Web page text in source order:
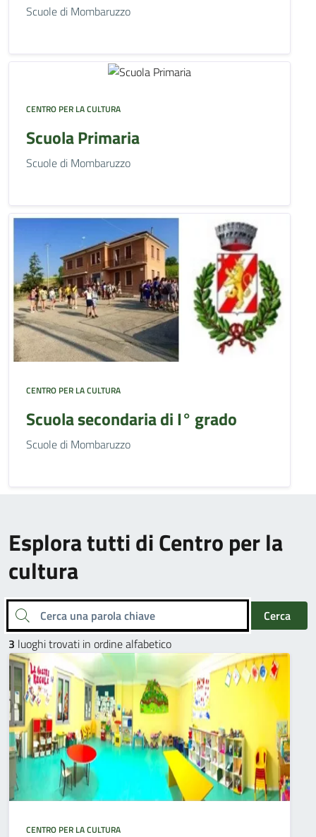
Scuole di Mombaruzzo
CENTRO PER LA CULTURA
Scuola Primaria
Scuole di Mombaruzzo
CENTRO PER LA CULTURA
Scuola secondaria di I° grado
Scuole di Mombaruzzo
Esplora tutti di Centro per la
cultura
Cerca una parola chiave
Cerca
3 luoghi trovati in ordine alfabetico
CENTRO PER LA CULTURA